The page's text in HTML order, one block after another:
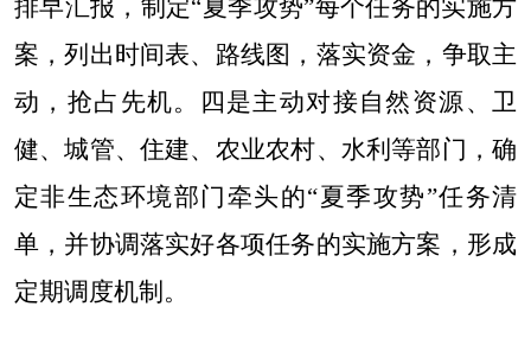
排早汇报，制定“夏季攻势”每个任务的实施方
案，列出时间表、路线图，落实资金，争取主
动，抢占先机。四是主动对接自然资源、卫
健、城管、住建、农业农村、水利等部门，确
定非生态环境部门牵头的“夏季攻势”任务清
单，并协调落实好各项任务的实施方案，形成
定期调度机制。